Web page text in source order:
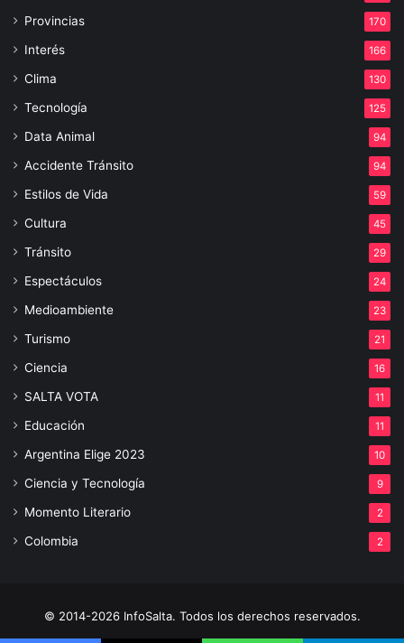
Provincias 170
Interés 166
Clima 130
Tecnología 125
Data Animal 94
Accidente Tránsito 94
Estilos de Vida 59
Cultura 45
Tránsito 29
Espectáculos 24
Medioambiente 23
Turismo 21
Ciencia 16
SALTA VOTA 11
Educación 11
Argentina Elige 2023 10
Ciencia y Tecnología 9
Momento Literario 2
Colombia 2
© 2014-2026 InfoSalta. Todos los derechos reservados.